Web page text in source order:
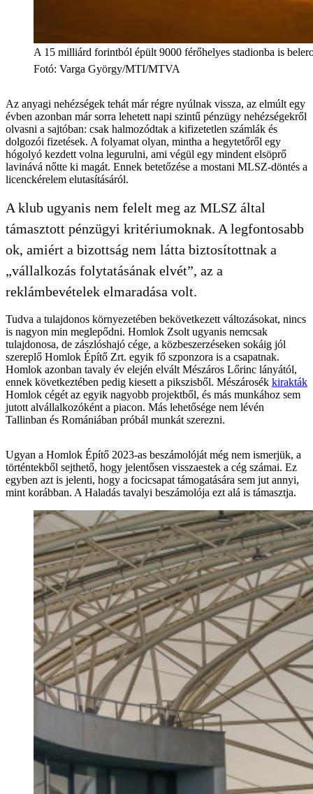
A 15 milliárd forintból épült 9000 férőhelyes stadionba is
Fotó: Varga György/MTI/MTVA
Az anyagi nehézségek tehát már régre nyúlnak vissza, az elmúlt egy
évben azonban már sorra lehetett napi szintű pénzügy nehézségekről
olvasni a sajtóban: csak halmozódtak a kifizetetlen számlák és
dolgozói fizetések. A folyamat olyan, mintha a hegytetőről egy
hógolyó kezdett volna legurulni, ami végül egy mindent elsöprő
lavinává nőtte ki magát. Ennek betetőzése a mostani MLSZ-döntés a
licenckérelem elutasításáról.
A klub ugyanis nem felelt meg az MLSZ által
támasztott pénzügyi kritériumoknak. A legfontosabb
ok, amiért a bizottság nem látta biztosítottnak a
„vállalkozás folytatásának elvét”, az a
reklámbevételek elmaradása volt.
Tudva a tulajdonos környezetében bekövetkezett változásokat, nincs
is nagyon min meglepődni. Homlok Zsolt ugyanis nemcsak
tulajdonosa, de zászlóshajó cége, a közbeszerzéseken sokáig jól
szereplő Homlok Építő Zrt. egyik fő szponzora is a csapatnak.
Homlok azonban tavaly év elején elvált Mészáros Lőrinc lányától,
ennek következtében pedig kiesett a pikszisből. Mészárosék kirakták
Homlok cégét az egyik nagyobb projektből, és más munkához sem
jutott alvállalkozóként a piacon. Más lehetősége nem lévén
Tallinban és Romániában próbál munkát szerezni.
Ugyan a Homlok Építő 2023-as beszámolóját még nem ismerjük, a
történtekből sejthető, hogy jelentősen visszaestek a cég számai. Ez
egyben azt is jelenti, hogy a focicsapat támogatására sem jut annyi,
mint korábban. A Haladás tavalyi beszámolója ezt alá is támasztja.